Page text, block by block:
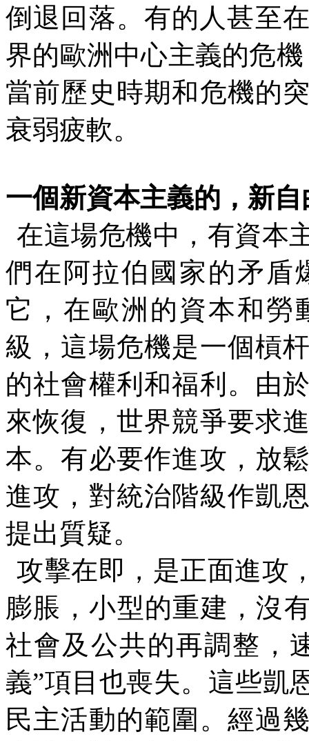
倒退回落。有的人甚至
界的歐洲中心主義的危機
當前歷史時期和危機的
衰弱疲軟。
一個新資本主義的，新
在這場危機中，有資本
們在阿拉伯國家的矛盾
它，在歐洲的資本和勞
級，這場危機是一個槓
的社會權利和福利。由
來恢復，世界競爭要求
本。有必要作進攻，放
進攻，對統治階級作凱
提出質疑。
攻擊在即，是正面進攻
膨脹，小型的重建，沒
社會及公共的再調整，
義”項目也喪失。這些凱
民主活動的範圍。經過